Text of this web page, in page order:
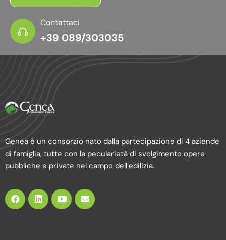
Contattaci
+39 089/303035
Genea è un consorzio nato dalla partecipazione di 4 aziende
di famiglia, tutte con la pecularietà di svolgimento opere
pubbliche e private nel campo dell’edilizia.